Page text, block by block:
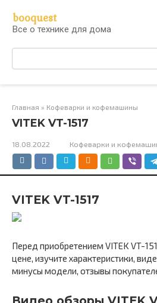
контенту
booquest
Все о технике для дома
Поиск:
Главная » Кофеварки и кофемашины
VITEK VT-1517
18.08.2022 Кофеварки и
VITEK VT-1517
Перед приобретением VITEK VT-
цене, изучите характеристики,
минусы модели, отзывы